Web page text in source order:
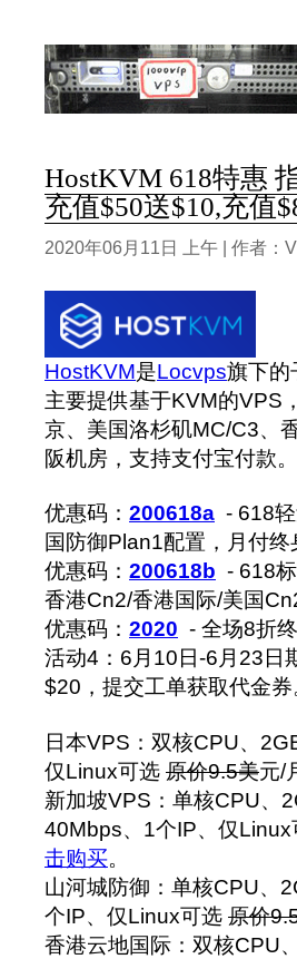
HostKVM 618特惠
充值$50送$10,充值
2020年06月11日 上午 | 作者：
HostKVM是Locvps旗下的
主要提供基于KVM的VPS
京、美国洛杉矶MC/C3、
阪机房，支持支付宝付款
优惠码： 200618a - 618
国防御Plan1配置，月付终
优惠码： 200618b - 618
香港Cn2/香港国际/美国
优惠码： 2020 - 全场8折
活动4：6月10日-6月23日
$20，提交工单获取代金券
日本VPS：双核CPU、
仅Linux可选 原价9.5美元/
新加坡VPS：单核CPU、
40Mbps、1个IP、仅Linux
击购买。
山河城防御：单核CPU、
个IP、仅Linux可选 原价
香港云地国际：双核CPU